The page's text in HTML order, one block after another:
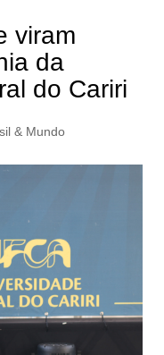
viram
da
do Cariri
& Mundo